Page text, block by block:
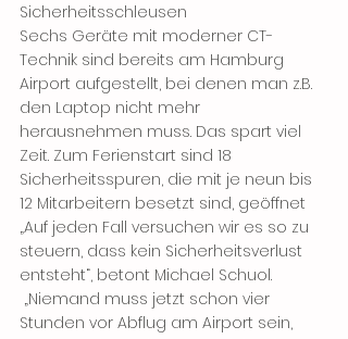
Sicherheitsschleusen
Sechs Geräte mit moderner CT-
Technik sind bereits am Hamburg
Airport aufgestellt, bei denen man z.B.
den Laptop nicht mehr
herausnehmen muss. Das spart viel
Zeit. Zum Ferienstart sind 18
Sicherheitsspuren, die mit je neun bis
12 Mitarbeitern besetzt sind, geöffnet
„Auf jeden Fall versuchen wir es so zu
steuern, dass kein Sicherheitsverlust
entsteht“, betont Michael Schuol.
Stunden vor Abflug am Airport sein,